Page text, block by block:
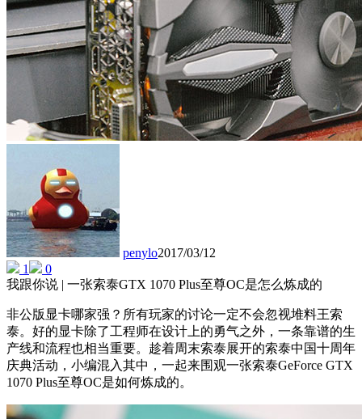
penylo2017/03/12
1
0
我跟你说 | 一张索泰GTX 1070 Plus至尊OC是怎么炼成的
非公版显卡哪家强？所有玩家的讨论一定不会忽视堆料王索
泰。好的显卡除了工程师在设计上的勇气之外，一条靠谱的生
产线和流程也相当重要。趁着周末索泰展开的索泰中国十周年
庆典活动，小编混入其中，一起来围观一张索泰GeForce GTX
1070 Plus至尊OC是如何炼成的。